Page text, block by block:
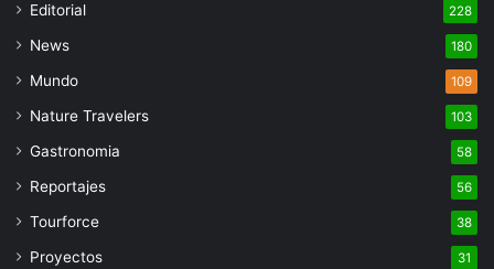
Editorial 228
News 180
Mundo 109
Nature Travelers 103
Gastronomia 58
Reportajes 56
Tourforce 38
Proyectos 31